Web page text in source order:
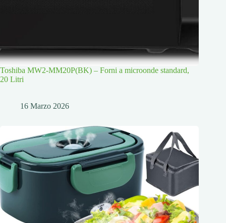
Toshiba MW2-MM20P(BK) – Forni a microonde standard,
20 Litri
16 Marzo 2026